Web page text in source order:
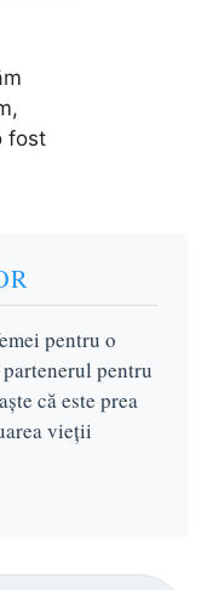
fost
pentru o
pentru
că este prea
vieții